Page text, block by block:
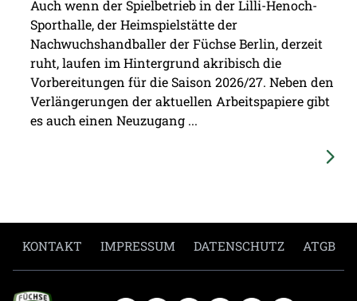
Auch wenn der Spielbetrieb in der Lilli-Henoch-
Sporthalle, der Heimspielstätte der
Nachwuchshandballer der Füchse Berlin, derzeit
ruht, laufen im Hintergrund akribisch die
Vorbereitungen für die Saison 2026/27. Neben den
Verlängerungen der aktuellen Arbeitspapiere gibt
es auch einen Neuzugang ...
KONTAKT IMPRESSUM DATENSCHUTZ ATGB